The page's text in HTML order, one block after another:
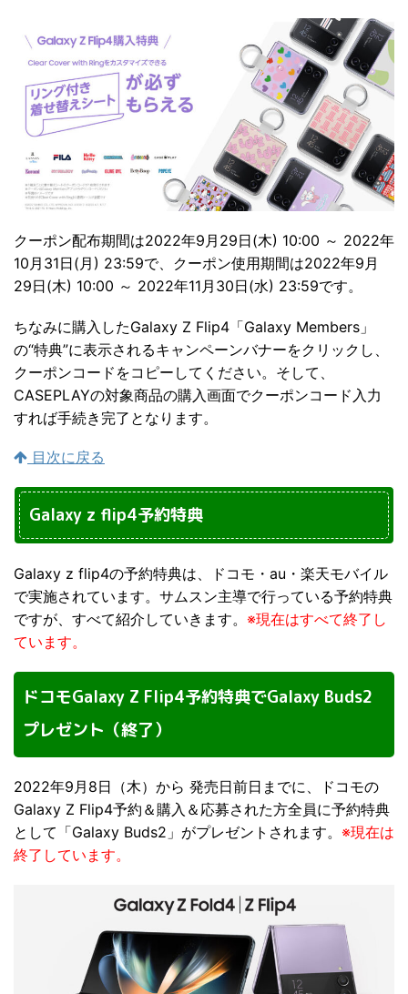
クーポン配布期間は2022年9月29日(木) 10:00 ～ 2022年
10月31日(月) 23:59で、クーポン使用期間は2022年9月
29日(木) 10:00 ～ 2022年11月30日(水) 23:59です。
ちなみに購入したGalaxy Z Flip4「Galaxy Members」
の“特典”に表示されるキャンペーンバナーをクリックし、
クーポンコードをコピーしてください。そして、
CASEPLAYの対象商品の購入画面でクーポンコード入力
すれば手続き完了となります。
目次に戻る
Galaxy z flip4予約特典
Galaxy z flip4の予約特典は、ドコモ・au・楽天モバイル
で実施されています。サムスン主導で行っている予約特典
ですが、すべて紹介していきます。 ※現在はすべて終了し
ています。
ドコモGalaxy Z Flip4予約特典でGalaxy Buds2
プレゼント（終了）
2022年9月8日（木）から 発売日前日までに、ドコモの
Galaxy Z Flip4予約＆購入＆応募された方全員に予約特典
として「Galaxy Buds2」がプレゼントされます。 ※現在は
終了しています。